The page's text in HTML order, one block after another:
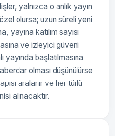
yalnızca o anlık yayın
olursa; uzun süreli yeni
yayına katılım sayısı
ve izleyici güveni
yayında başlatılmasına
olması düşünülürse
aralanır ve her türlü
alınacaktır.